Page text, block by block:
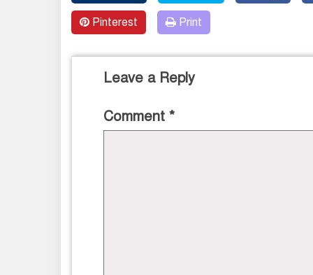
Pinterest Print
Leave a Reply
Comment *